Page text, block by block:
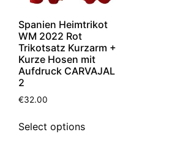
Spanien Heimtrikot
WM 2022 Rot
Trikotsatz Kurzarm +
Kurze Hosen mit
Aufdruck CARVAJAL
2
€32.00
Select options